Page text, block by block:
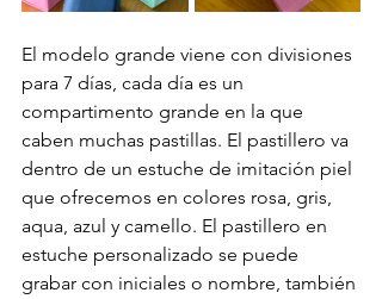
El modelo grande viene con divisiones
para 7 días, cada día es un
compartimento grande en la que
caben muchas pastillas. El pastillero va
dentro de un estuche de imitación piel
que ofrecemos en colores rosa, gris,
aqua, azul y camello. El pastillero en
estuche personalizado se puede
grabar con iniciales o nombre, también